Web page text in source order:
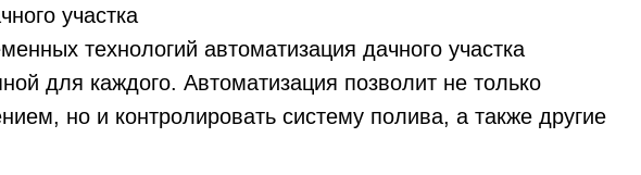
участка
технологий автоматизация дачного участка
для каждого. Автоматизация позволит не только
но и контролировать систему полива, а также другие